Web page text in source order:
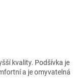
kvality. Podšívka je
a je omyvatelná